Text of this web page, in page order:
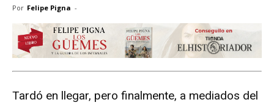
Por Felipe Pigna -
Tardó en llegar, pero finalmente, a mediados del